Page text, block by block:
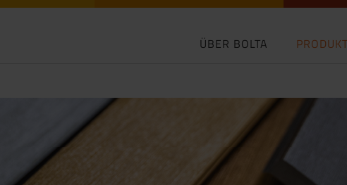
ÜBER BOLTA